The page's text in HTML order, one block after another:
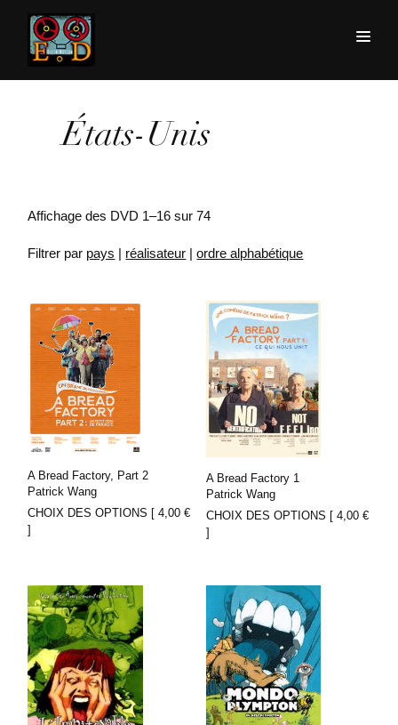
États-Unis
Affichage des DVD 1–16 sur 74
Filtrer par pays | réalisateur |ordre alphabétique
A Bread Factory, Part 2
Patrick Wang
CHOIX DES OPTIONS [4,00€
]
A Bread Factory 1
Patrick Wang
CHOIX DES OPTIONS [ 4,00 €
]